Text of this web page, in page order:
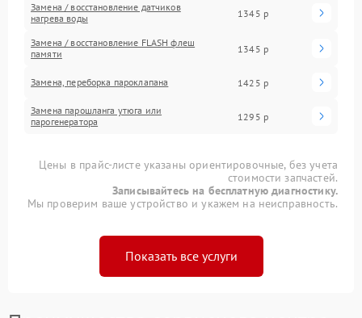
Замена / восстановление датчиков
нагрева воды
1345 р
Замена / восстановление FLASH флеш
памяти
1345 р
Замена, переборка пароклапана 1425 р
Замена парошланга утюга или
парогенератора
1295 р
Цены в прайс-листе указаны ориентировочные, без учета
стоимости запчастей.
Записывайтесь на бесплатную диагностику.
Мы проверим ваше устройство и укажем на неисправность.
Показать все услуги